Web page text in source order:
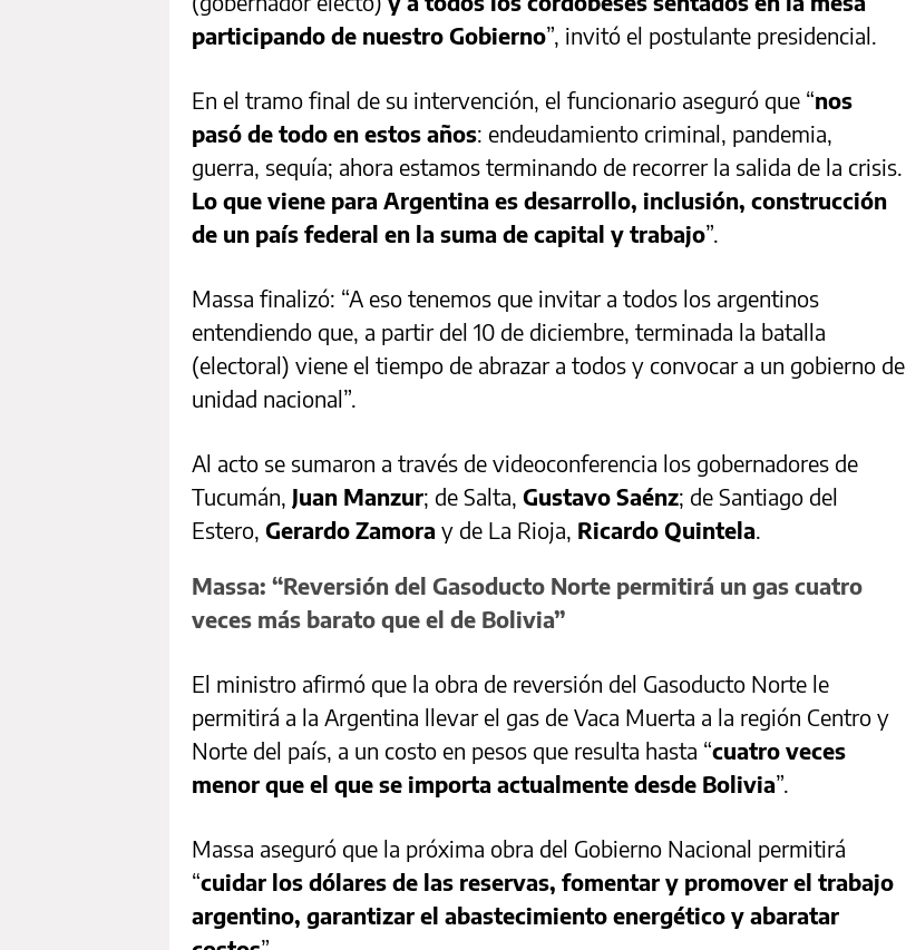
participando de nuestro Gobierno”, invitó el postulante presidencial.
En el tramo final de su intervención, el funcionario aseguró que “nos
pasó de todo en estos años: endeudamiento criminal, pandemia,
guerra, sequía; ahora estamos terminando de recorrer la salida de la crisis.
Lo que viene para Argentina es desarrollo, inclusión, construcción
de un país federal en la suma de capital y trabajo”.
Massa finalizó: “A eso tenemos que invitar a todos los argentinos
entendiendo que, a partir del 10 de diciembre, terminada la batalla
(electoral) viene el tiempo de abrazar a todos y convocar a un gobierno de
unidad nacional”.
Al acto se sumaron a través de videoconferencia los gobernadores de
Tucumán, Juan Manzur; de Salta, Gustavo Saénz; de Santiago del
Estero, Gerardo Zamora y de La Rioja, Ricardo Quintela.
Massa: “Reversión del Gasoducto Norte permitirá un gas cuatro
veces más barato que el de Bolivia”
El ministro afirmó que la obra de reversión del Gasoducto Norte le
permitirá a la Argentina llevar el gas de Vaca Muerta a la región Centro y
Norte del país, a un costo en pesos que resulta hasta “cuatro veces
menor que el que se importa actualmente desde Bolivia”.
Massa aseguró que la próxima obra del Gobierno Nacional permitirá
“cuidar los dólares de las reservas, fomentar y promover el trabajo
argentino, garantizar el abastecimiento energético y abaratar